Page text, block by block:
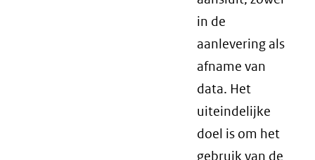
in de
aanlevering als
afname van
data. Het
uiteindelijke
doel is om het
gebruik van de